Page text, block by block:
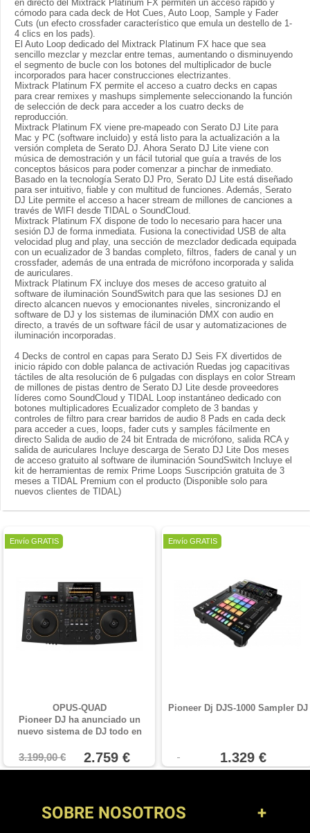
en directo del Mixtrack Platinum FX permiten un acceso rápido y
cómodo para cada deck de Hot Cues, Auto Loop, Sample y Fader
Cuts (un efecto crossfader característico que emula un destello de 1-
4 clics en los pads).
El Auto Loop dedicado del Mixtrack Platinum FX hace que sea
sencillo mezclar y mezclar entre temas, aumentando o disminuyendo
el segmento de bucle con los botones del multiplicador de bucle
incorporados para hacer construcciones electrizantes.
Mixtrack Platinum FX permite el acceso a cuatro decks en capas
para crear remixes y mashups simplemente seleccionando la función
de selección de deck para acceder a los cuatro decks de
reproducción.
Mixtrack Platinum FX viene pre-mapeado con Serato DJ Lite para
Mac y PC (software incluido) y está listo para la actualización a la
versión completa de Serato DJ. Ahora Serato DJ Lite viene con
música de demostración y un fácil tutorial que guía a través de los
conceptos básicos para poder comenzar a pinchar de inmediato.
Basado en la tecnología Serato DJ Pro, Serato DJ Lite está diseñado
para ser intuitivo, fiable y con multitud de funciones. Además, Serato
DJ Lite permite el acceso a hacer stream de millones de canciones a
través de WIFI desde TIDAL o SoundCloud.
Mixtrack Platinum FX dispone de todo lo necesario para hacer una
sesión DJ de forma inmediata. Fusiona la conectividad USB de alta
velocidad plug and play, una sección de mezclador dedicada equipada
con un ecualizador de 3 bandas completo, filtros, faders de canal y un
crossfader, además de una entrada de micrófono incorporada y salida
de auriculares.
Mixtrack Platinum FX incluye dos meses de acceso gratuito al
software de iluminación SoundSwitch para que las sesiones DJ en
directo alcancen nuevos y emocionantes niveles, sincronizando el
software de DJ y los sistemas de iluminación DMX con audio en
directo, a través de un software fácil de usar y automatizaciones de
iluminación incorporadas.
4 Decks de control en capas para Serato DJ Seis FX divertidos de
inicio rápido con doble palanca de activación Ruedas jog capacitivas
táctiles de alta resolución de 6 pulgadas con displays en color Stream
de millones de pistas dentro de Serato DJ Lite desde proveedores
líderes como SoundCloud y TIDAL Loop instantáneo dedicado con
botones multiplicadores Ecualizador completo de 3 bandas y
controles de filtro para crear barridos de audio 8 Pads en cada deck
para acceder a cues, loops, fader cuts y samples fácilmente en
directo Salida de audio de 24 bit Entrada de micrófono, salida RCA y
salida de auriculares Incluye descarga de Serato DJ Lite Dos meses
de acceso gratuito al software de iluminación SoundSwitch Incluye el
kit de herramientas de remix Prime Loops Suscripción gratuita de 3
meses a TIDAL Premium con el producto (Disponible solo para
nuevos clientes de TIDAL)
OPUS-QUAD
Pioneer DJ ha anunciado un
nuevo sistema de DJ todo en
unidad ofrece reproducción
independiente en cuatro decks,
encima de las jog wheels de
3.199,00 € 2.759 €
Oferta
Envío GRATIS
Pioneer Dj DJS-1000 Sampler DJ
1.329 €
Envío GRATIS
SOBRE NOSOTROS